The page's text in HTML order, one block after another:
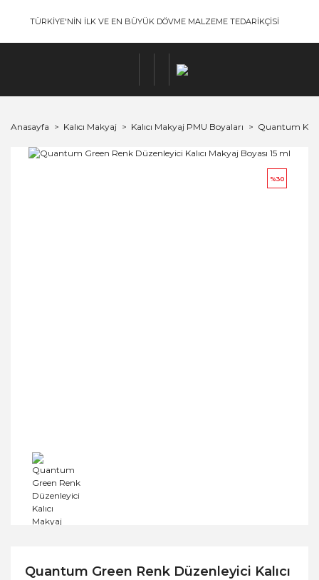
TÜRKİYE'NİN İLK VE EN BÜYÜK DÖVME MALZEME TEDARİKÇİSİ
Anasayfa Kalıcı Makyaj Kalıcı Makyaj PMU Boyaları Quantum
%30
Quantum Green Renk Düzenleyici Kalıcı